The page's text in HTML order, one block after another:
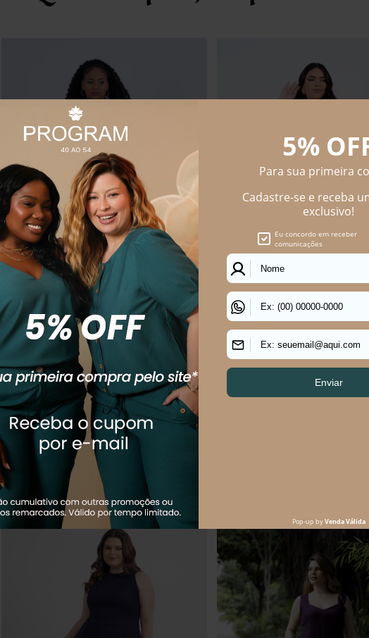
Vestido Plus Size Feminino Médio Giglio
R$ 299,90 R$ 174,90
Em até3 sem juros
Vestido Plus Size Feminino
Os mais vendidos